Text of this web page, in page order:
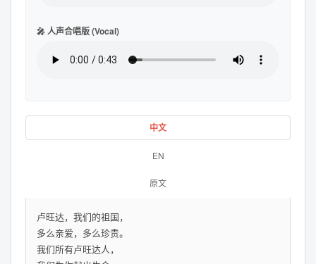
🎤 人声合唱版 (Vocal)
中文
EN
原文
卢旺达，我们的祖国，
多么亲爱，多么珍贵。
我们所有卢旺达人，